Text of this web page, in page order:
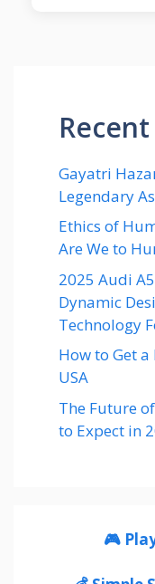
Gayatri
Legendary
Ethics of
Are We to
2025 Audi
Dynamic
Technology
How to Get
USA
The Future
to Expect in
🎮